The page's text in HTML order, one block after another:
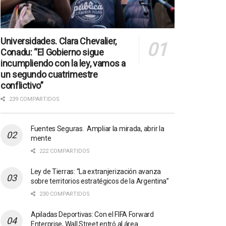
Universidades. Clara Chevalier,
Conadu: “El Gobierno sigue
incumpliendo con la ley, vamos a
un segundo cuatrimestre
conflictivo”
239 COMPARTIDOS
Fuentes Seguras. Ampliar la mirada, abrir la
mente
222 COMPARTIDOS
Ley de Tierras: “La extranjerización avanza
sobre territorios estratégicos de la Argentina”
230 COMPARTIDOS
Apiladas Deportivas: Con el FIFA Forward
Enterprise, Wall Street entró al área